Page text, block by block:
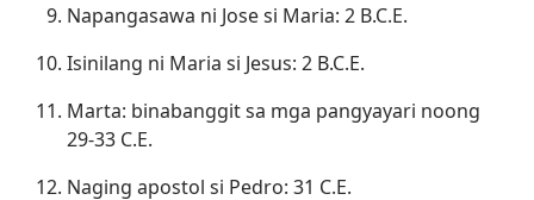
Napangasawa ni Jose si Maria: 2 B.C.E.
Isinilang ni Maria si Jesus: 2 B.C.E.
Marta: binabanggit sa mga pangyayari noong
29-33 C.E.
Naging apostol si Pedro: 31 C.E.